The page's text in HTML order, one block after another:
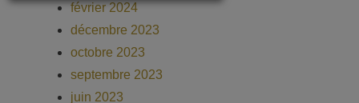
février 2024
décembre 2023
octobre 2023
septembre 2023
juin 2023